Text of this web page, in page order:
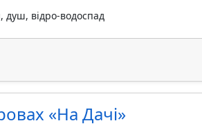
душ, відро-водоспад
«На Дачі»